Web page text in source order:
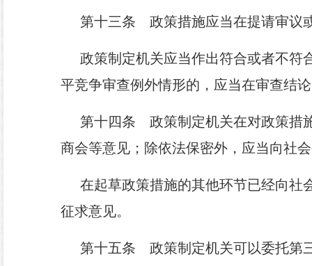
第十三条 政策措施应当在提请审议
政策制定机关应当作出符合或者不符
平竞争审查例外情形的，应当在审查结
第十四条 政策制定机关在对政策措
商会等意见；除依法保密外，应当向社
在起草政策措施的其他环节已经向社
征求意见。
第十五条 政策制定机关可以委托第